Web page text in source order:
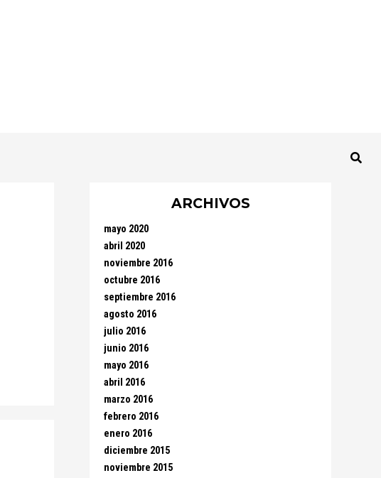
ARCHIVOS
mayo 2020
abril 2020
noviembre 2016
octubre 2016
septiembre 2016
agosto 2016
julio 2016
junio 2016
mayo 2016
abril 2016
marzo 2016
febrero 2016
enero 2016
diciembre 2015
noviembre 2015